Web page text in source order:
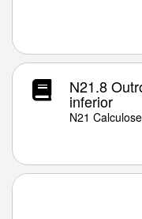
N21.8
inferior
N21